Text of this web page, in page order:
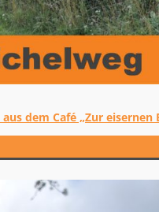
aus dem Café „Zur eisernen